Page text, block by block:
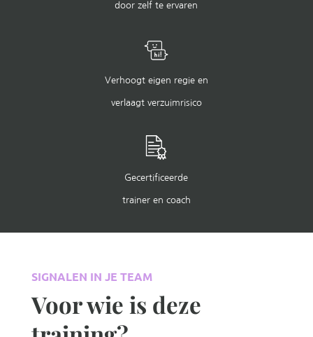
door zelf te ervaren
Verhoogt eigen regie en
verlaagt verzuimrisico
Gecertificeerde
trainer en coach
SIGNALEN IN JE TEAM
Voor wie is deze